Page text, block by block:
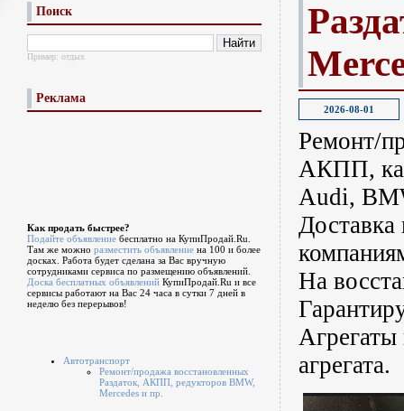
Поиск
Пример: отдых
Реклама
Как продать быстрее?
Подайте объявление бесплатно на КупиПродай.Ru.
Там же можно разместить объявление на 100 и более
досках. Работа будет сделана за Вас вручную
сотрудниками сервиса по размещению объявлений.
Доска бесплатных объявлений КупиПродай.Ru и все
сервисы работают на Вас 24 часа в сутки 7 дней в
неделю без перерывов!
Автотранспорт
Ремонт/продажа восстановленных
Раздаток, АКПП, редукторов BMW,
Mercedes и пр.
2026-08-01
Ремонт/
АКПП,
Audi,
На
Агрегаты
агрегата.